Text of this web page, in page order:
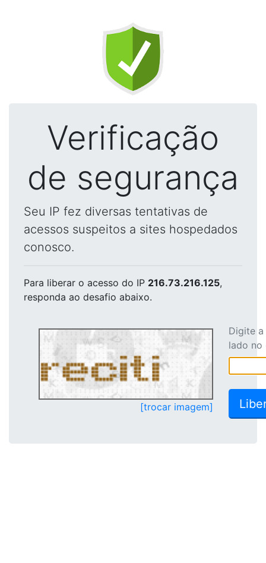
Verificação
de segurança
Seu IP fez diversas tentativas de
acessos suspeitos a sites hospedados
conosco.
Para liberar o acesso do IP 216.73.216.125,
responda ao desafio abaixo.
[trocar imagem]
Digite
lado no